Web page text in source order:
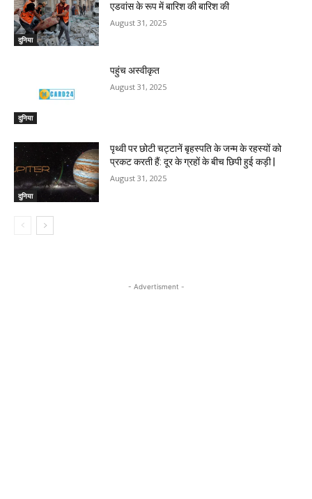
दुनिया
एडवांस के रूप में बारिश की बारिश की
August 31, 2025
दुनिया
पहुंच अस्वीकृत
August 31, 2025
दुनिया
पृथ्वी पर छोटी चट्टानें बृहस्पति के जन्म के रहस्यों को
प्रकट करती हैं: दूर के ग्रहों के बीच छिपी हुई कड़ी |
August 31, 2025
- Advertisment -